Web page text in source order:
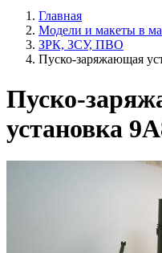
Главная
Модели и макеты в
ЗРК, ЗСУ, ПВО
Пуско-заряжающая
Пуско-
установка